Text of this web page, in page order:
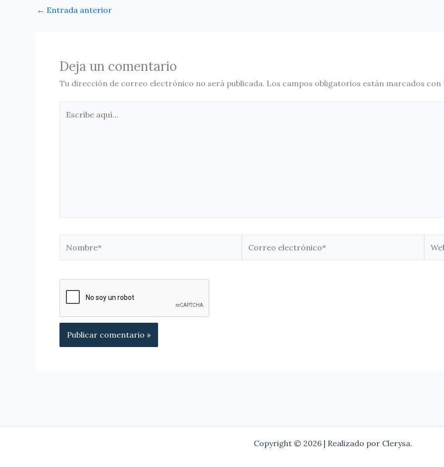
← Entrada anterior
Deja un comentario
Tu dirección de correo electrónico no será publicada. Los campos obligatorios están marcados con
aquí...
electrónico*
Copyright © 2026 | Realizado por Clerysa.